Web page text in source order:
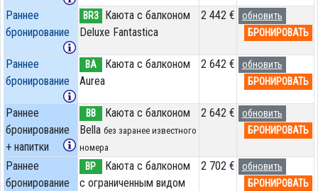
Раннее
бронирование
BR3
Каюта с балконом
Deluxe Fantastica
2 442 €
обновить
БРОНИРОВАТЬ
Раннее
бронирование
BA
Каюта с балконом
Aurea
2 642 €
обновить
БРОНИРОВАТЬ
Раннее
бронирование
+ напитки
BB
Каюта с балконом
Bella без заранее известного
номера
2 642 €
обновить
БРОНИРОВАТЬ
Раннее
бронирование
BP
Каюта с балконом
c ограниченным видом
2 702 €
обновить
БРОНИРОВАТЬ